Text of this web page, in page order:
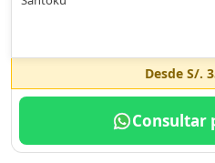
Desde S/.
Consultar